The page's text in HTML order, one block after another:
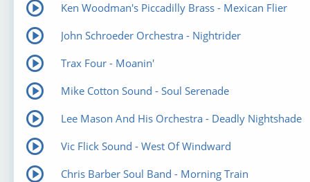
Ken Woodman's Piccadilly Brass - Mexican Flier
John Schroeder Orchestra - Nightrider
Trax Four - Moanin'
Mike Cotton Sound - Soul Serenade
Lee Mason And His Orchestra - Deadly Nightshade
Vic Flick Sound - West Of Windward
Chris Barber Soul Band - Morning Train